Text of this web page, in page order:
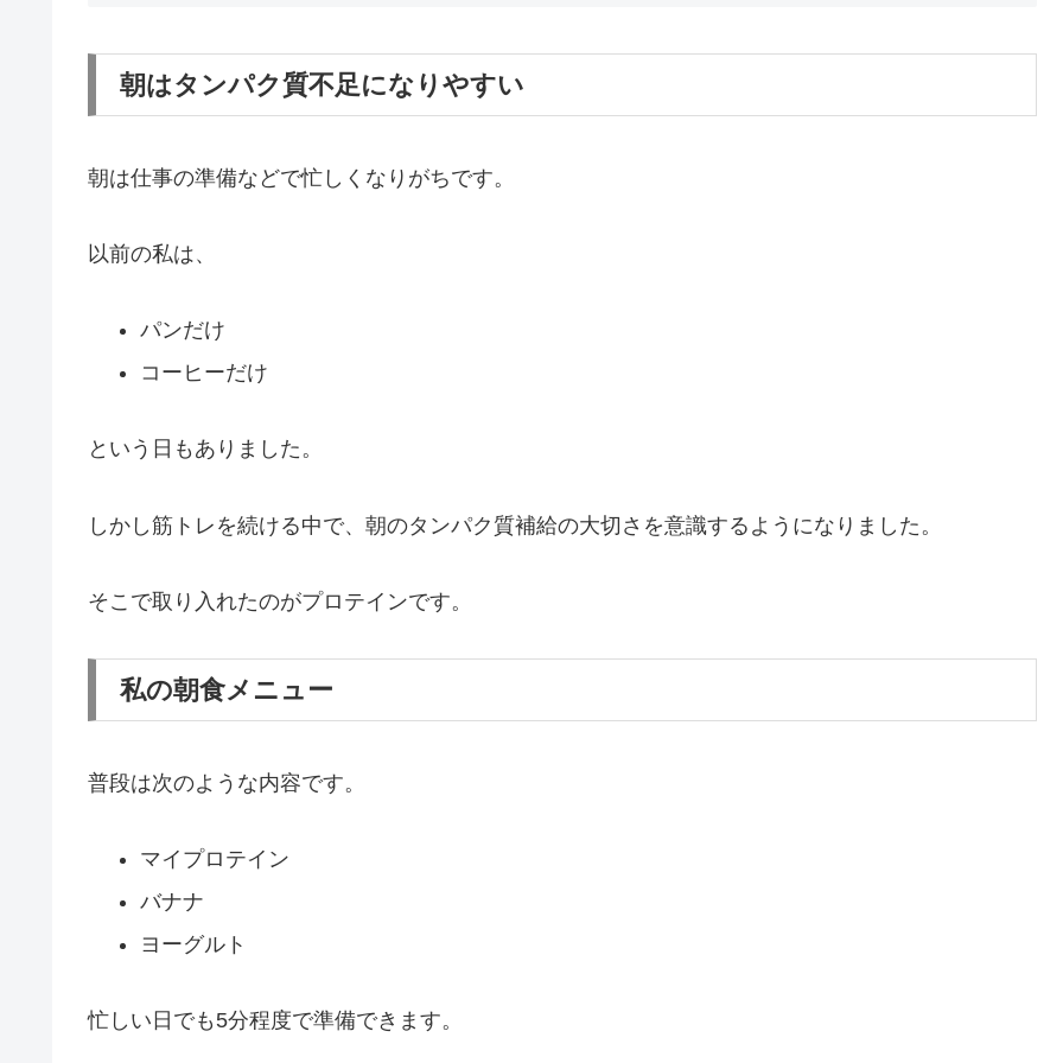
朝はタンパク質不足になりやすい
朝は仕事の準備などで忙しくなりがちです。
以前の私は、
パンだけ
コーヒーだけ
という日もありました。
しかし筋トレを続ける中で、朝のタンパク質補給の大切さを意識するようになりました。
そこで取り入れたのがプロテインです。
私の朝食メニュー
普段は次のような内容です。
マイプロテイン
バナナ
ヨーグルト
忙しい日でも5分程度で準備できます。